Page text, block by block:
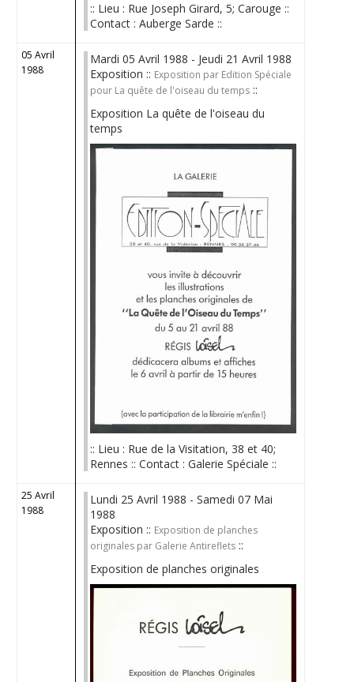
:: Lieu : Rue Joseph Girard, 5; Carouge ::
Contact : Auberge Sarde ::
05 Avril
1988
Mardi 05 Avril 1988 - Jeudi 21 Avril 1988
Exposition :: Exposition par Edition Spéciale
pour La quête de l'oiseau du temps ::
Exposition La quête de l'oiseau du
temps
:: Lieu : Rue de la Visitation, 38 et 40;
Rennes :: Contact : Galerie Spéciale ::
25 Avril
1988
Lundi 25 Avril 1988 - Samedi 07 Mai
1988
Exposition :: Exposition de planches
originales par Galerie Antireflets ::
Exposition de planches originales